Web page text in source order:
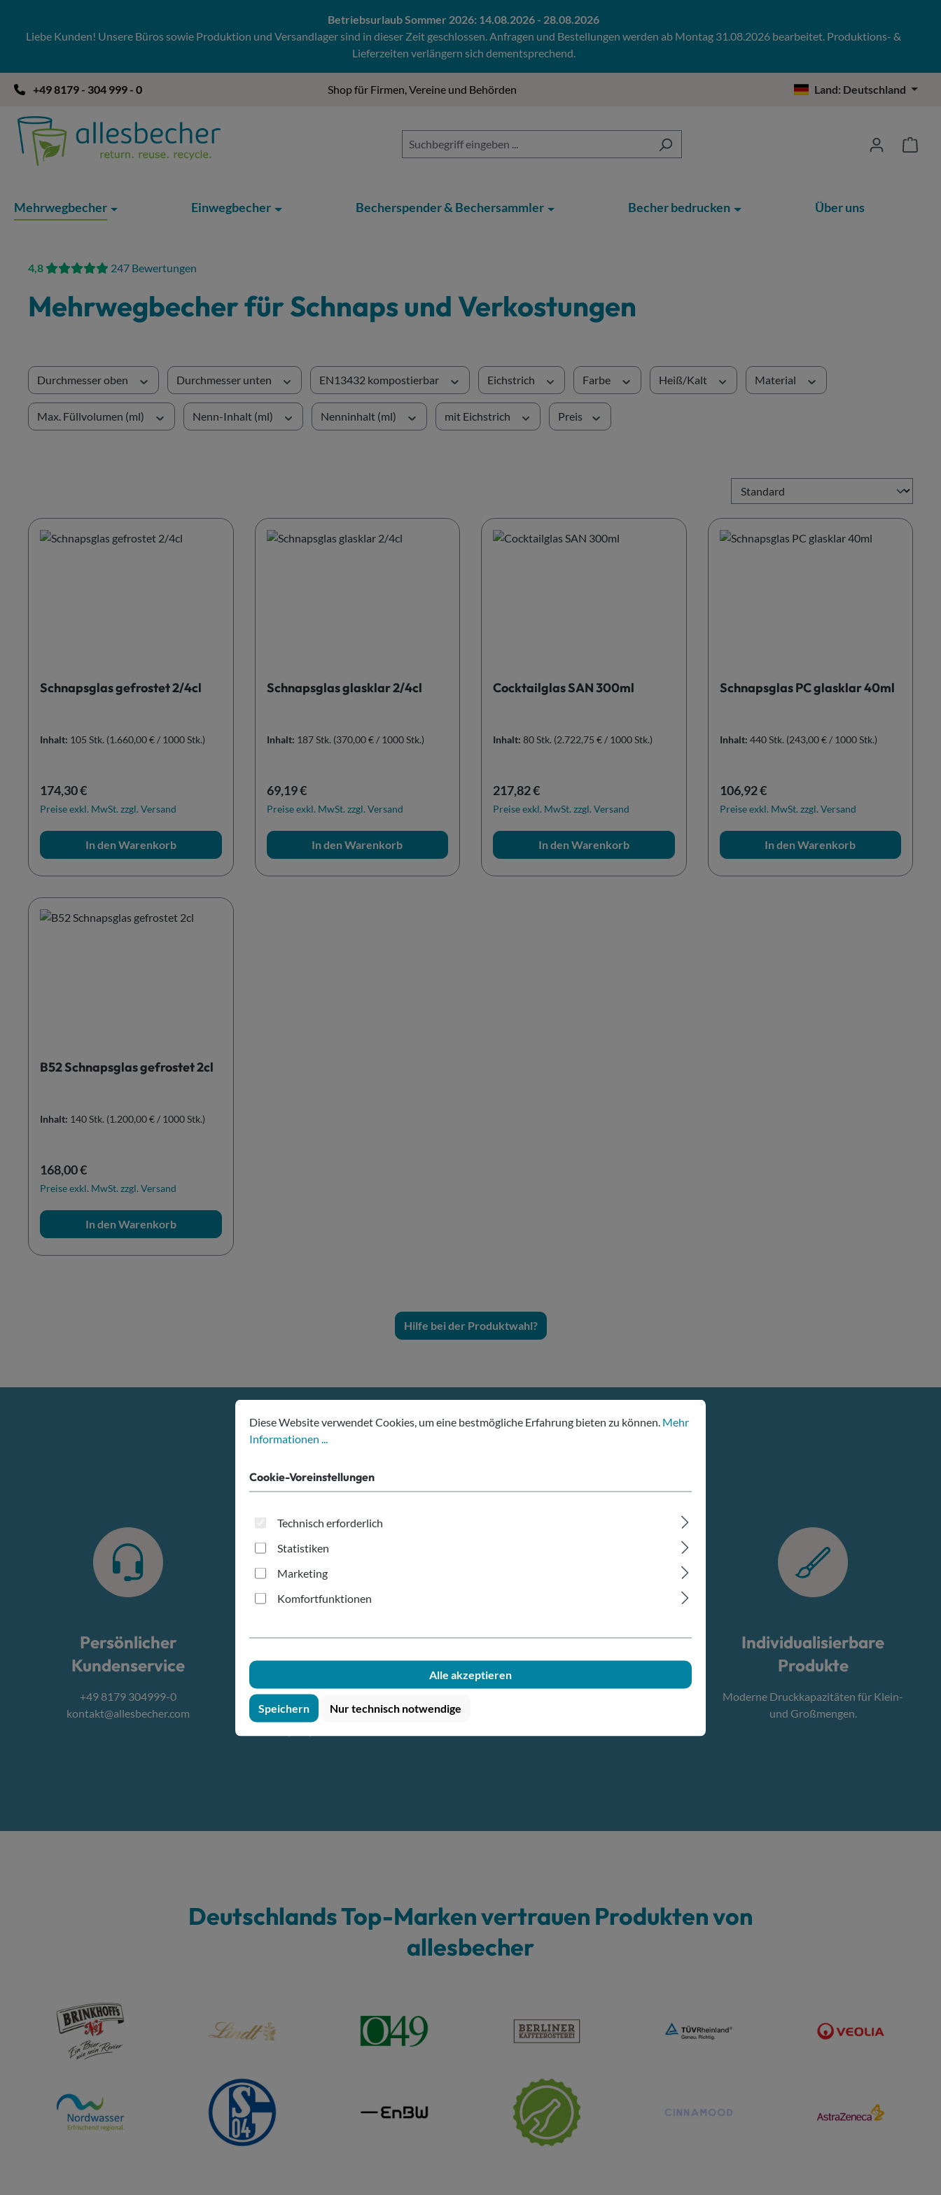
Betriebsurlaub Sommer 2026: 14.08.2026 - 28.08.2026
Liebe Kunden! Unsere Büros sowie Produktion und Versandlager sind in dieser Zeit geschlossen. Anfragen und Bestellungen werden ab Montag 31.08.2026 bearbeitet. Produktions- &
Lieferzeiten verlängern sich dementsprechend.
+49 8179 - 304 999 - 0 Shop für Firmen, Vereine und Behörden Land: Deutschland
Mehrwegbecher Einwegbecher Becherspender & Bechersammler Becher bedrucken Über uns
4,8 247 Bewertungen
Mehrwegbecher für Schnaps und Verkostungen
Durchmesser oben Durchmesser unten EN13432 kompostierbar Eichstrich Farbe Heiß/Kalt Material
Max. Füllvolumen (ml) Nenn-Inhalt (ml) Nenninhalt (ml) mit Eichstrich Preis
Schnapsglas gefrostet 2/4cl
Inhalt: 105 Stk. (1.660,00 € / 1000 Stk.)
Regulärer Preis:
174,30 €
Preise exkl. MwSt. zzgl. Versand
In den Warenkorb
Schnapsglas glasklar 2/4cl
Inhalt: 187 Stk. (370,00 € / 1000 Stk.)
Regulärer Preis:
69,19 €
Preise exkl. MwSt. zzgl. Versand
In den Warenkorb
Cocktailglas SAN 300ml
Inhalt: 80 Stk. (2.722,75 € / 1000 Stk.)
Regulärer Preis:
217,82 €
Preise exkl. MwSt. zzgl. Versand
In den Warenkorb
Schnapsglas PC glasklar 40ml
Inhalt: 440 Stk. (243,00 € / 1000 Stk.)
Regulärer Preis:
106,92 €
Preise exkl. MwSt. zzgl. Versand
In den Warenkorb
B52 Schnapsglas gefrostet 2cl
Inhalt: 140 Stk. (1.200,00 € / 1000 Stk.)
Regulärer Preis:
168,00 €
Preise exkl. MwSt. zzgl. Versand
In den Warenkorb
Hilfe bei der Produktwahl?
Deine Vorteile bei allesbecher
Persönlicher
Kundenservice
+49 8179 304999-0
kontakt@allesbecher.com
Schneller & sicherer
Versand
Online Sendungsverfolgung der
Bestellung mit unseren
Innovative
Produktvielfalt
Individualisierbare
Produkte
Moderne Druckkapazitäten für Klein-
und Großmengen.
Deutschlands Top-Marken vertrauen Produkten von
allesbecher
Cookie-Voreinstellungen
Diese Website verwendet Cookies, um eine bestmögliche Erfahrung bieten zu können.
Mehr Informationen ...
Diese Website verwendet Cookies, um eine bestmögliche Erfahrung bieten zu können. Mehr
Informationen ...
Cookie-Voreinstellungen
Technisch erforderlich
Statistiken
Marketing
Komfortfunktionen
Alle akzeptieren
Speichern Nur technisch notwendige